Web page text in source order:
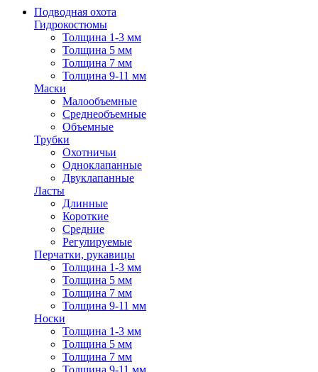
Подводная охота
Гидрокостюмы
Толщина 1-3 мм
Толщина 5 мм
Толщина 7 мм
Толщина 9-11 мм
Маски
Малообъемные
Среднеобъемные
Объемные
Трубки
Охотничьи
Одноклапанные
Двуклапанные
Ласты
Длинные
Короткие
Средние
Регулируемые
Перчатки, рукавицы
Толщина 1-3 мм
Толщина 5 мм
Толщина 7 мм
Толщина 9-11 мм
Носки
Толщина 1-3 мм
Толщина 5 мм
Толщина 7 мм
Толщина 9-11 мм